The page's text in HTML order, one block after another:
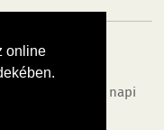
online
képek, napi